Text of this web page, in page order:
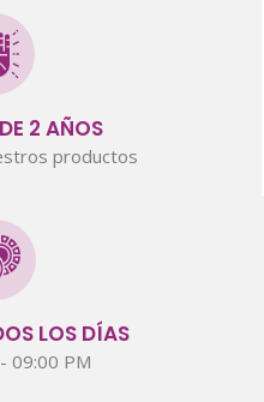
2 AÑOS
productos
LOS DÍAS
09:00 PM